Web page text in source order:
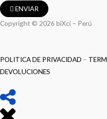
ENVIAR
Copyright © 2026 biXci – Perú
POLITICA DE PRIVACIDAD –
DEVOLUCIONES